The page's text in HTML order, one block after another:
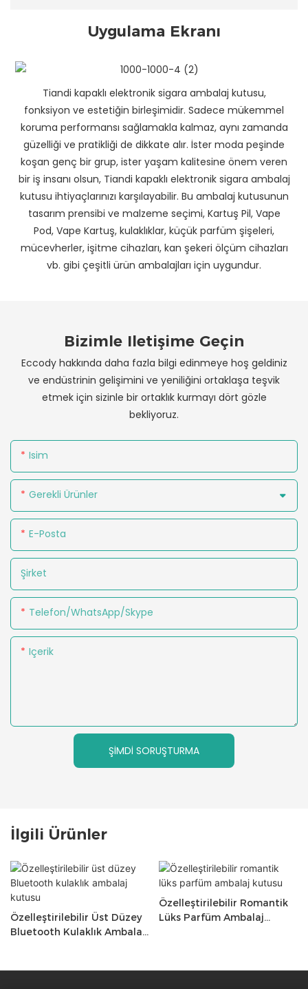
Uygulama Ekranı
Tiandi kapaklı elektronik sigara ambalaj kutusu,
fonksiyon ve estetiğin birleşimidir. Sadece mükemmel
koruma performansı sağlamakla kalmaz, aynı zamanda
güzelliği ve pratikliği de dikkate alır. İster moda peşinde
koşan genç bir grup, ister yaşam kalitesine önem veren
bir iş insanı olsun, Tiandi kapaklı elektronik sigara ambalaj
kutusu ihtiyaçlarınızı karşılayabilir. Bu ambalaj kutusunun
tasarım prensibi ve malzeme seçimi, Kartuş Pil, Vape
Pod, Vape Kartuş, kulaklıklar, küçük parfüm şişeleri,
mücevherler, işitme cihazları, kan şekeri ölçüm cihazları
vb. gibi çeşitli ürün ambalajları için uygundur.
Bizimle Iletişime Geçin
Eccody hakkında daha fazla bilgi edinmeye hoş geldiniz
ve endüstrinin gelişimini ve yeniliğini ortaklaşa teşvik
etmek için sizinle bir ortaklık kurmayı dört gözle
bekliyoruz.
Isim
Gerekli Ürünler
E-Posta
Şirket
Telefon/WhatsApp/Skype
Içerik
ŞIMDI SORUŞTURMA
İlgili Ürünler
Özelleştirilebilir Üst Düzey
Bluetooth Kulaklık Ambalaj
Özelleştirilebilir Romantik
Lüks Parfüm Ambalaj